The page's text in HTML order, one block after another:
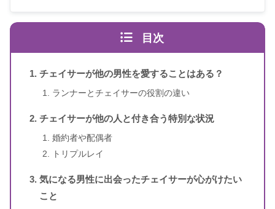
目次
チェイサーが他の男性を愛することはある？
ランナーとチェイサーの役割の違い
チェイサーが他の人と付き合う特別な状況
婚約者や配偶者
トリプルレイ
気になる男性に出会ったチェイサーが心がけたい
こと